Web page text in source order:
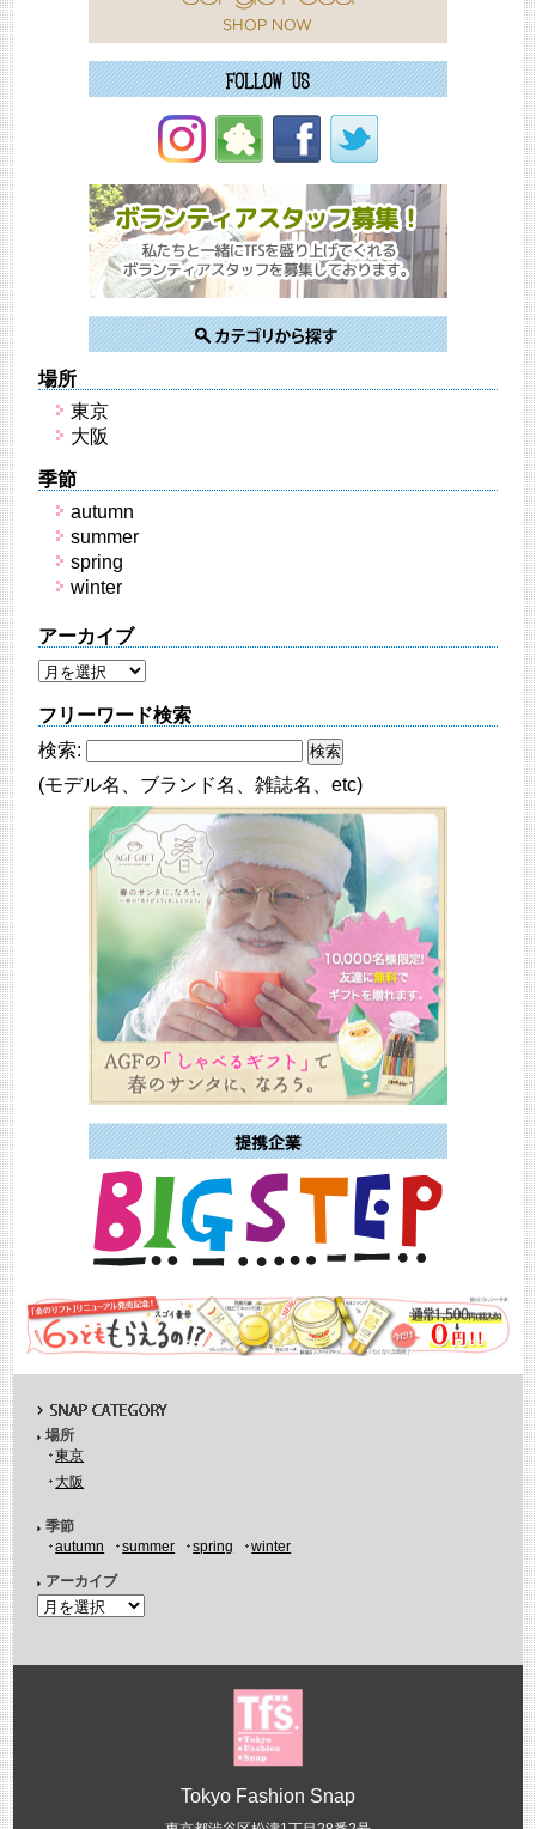
場所
東京
大阪
季節
autumn
summer
spring
winter
アーカイブ
フリーワード検索
検索:
(モデル名、ブランド名、雑誌名、etc)
場所
東京
大阪
季節
autumn
summer spring winter
アーカイブ
Tokyo Fashion Snap